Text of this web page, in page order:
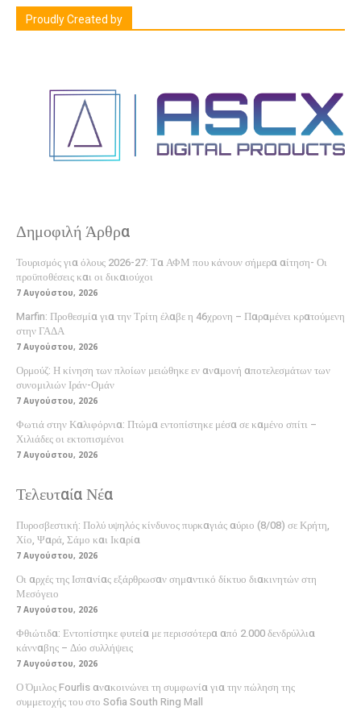
Proudly Created by
Δημοφιλή Άρθρα
Τουρισμός για όλους 2026-27: Τα ΑΦΜ που κάνουν σήμερα αίτηση- Οι
προϋποθέσεις και οι δικαιούχοι
7 Αυγούστου, 2026
Marfin: Προθεσμία για την Τρίτη έλαβε η 46χρονη – Παραμένει κρατούμενη
στην ΓΑΔΑ
7 Αυγούστου, 2026
Ορμούζ: Η κίνηση των πλοίων μειώθηκε εν αναμονή αποτελεσμάτων των
συνομιλιών Ιράν-Ομάν
7 Αυγούστου, 2026
Φωτιά στην Καλιφόρνια: Πτώμα εντοπίστηκε μέσα σε καμένο σπίτι –
Χιλιάδες οι εκτοπισμένοι
7 Αυγούστου, 2026
Τελευταία Νέα
Πυροσβεστική: Πολύ υψηλός κίνδυνος πυρκαγιάς αύριο (8/08) σε Κρήτη,
Χίο, Ψαρά, Σάμο και Ικαρία
7 Αυγούστου, 2026
Οι αρχές της Ισπανίας εξάρθρωσαν σημαντικό δίκτυο διακινητών στη
Μεσόγειο
7 Αυγούστου, 2026
Φθιώτιδα: Εντοπίστηκε φυτεία με περισσότερα από 2.000 δενδρύλλια
κάνναβης – Δύο συλλήψεις
7 Αυγούστου, 2026
Ο Όμιλος Fourlis ανακοινώνει τη συμφωνία για την πώληση της
συμμετοχής του στο Sofia South Ring Mall